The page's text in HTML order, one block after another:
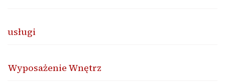
usługi
Wyposażenie Wnętrz